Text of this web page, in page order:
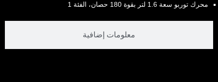
معلومات إضافية
محرك توربو سعة 1.6 لتر بقوة 180 حصان، الفئة 1